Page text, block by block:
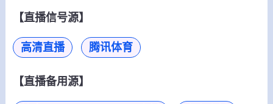
【直播信号源】
高清直播 腾讯体育
【直播备用源】